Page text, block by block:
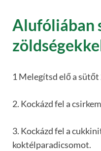
Alufóliában
1 Melegítsd elő a sütőt
2. Kockázd fel a
3. Kockázd fel a
koktélparadicsomot.